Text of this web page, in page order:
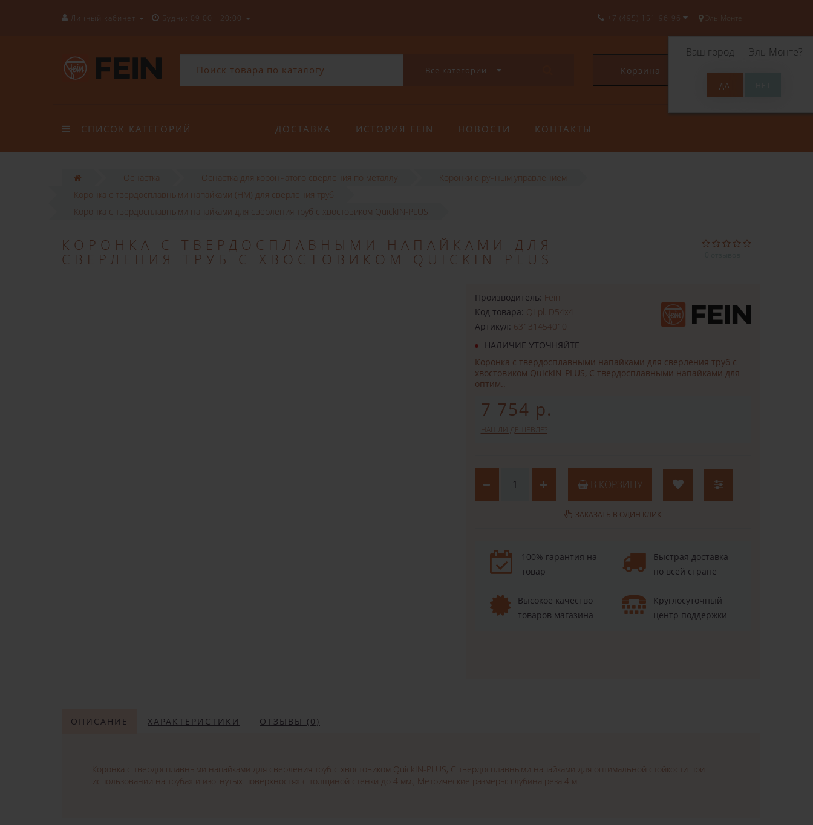
Личный кабинет Будни: 09:00 - 20:00 Эль-Монте
Ваш город — Эль-Монте?
+7 (495) 151-96-96
Все категории Корзина 0
СПИСОК КАТЕГОРИЙ ДОСТАВКА ИСТОРИЯ FEIN НОВОСТИ КОНТАКТЫ
Оснастка Оснастка для корончатого сверления по металлу
Коронки с ручным управлением
Коронка с твердосплавными напайками (HM) для сверления труб
Коронка с твердосплавными напайками для сверления труб с хвостовиком QuickIN-PLUS
КОРОНКА С ТВЕРДОСПЛАВНЫМИ НАПАЙКАМИ ДЛЯ
СВЕРЛЕНИЯ ТРУБ С ХВОСТОВИКОМ QUICKIN-PLUS
Производитель: Fein
Код товара: QI pl. D54x4
Артикул: 63131454010
НАЛИЧИЕ УТОЧНЯЙТЕ
Коронка с твердосплавными напайками для сверления труб с
хвостовиком QuickIN-PLUS, С твердосплавными напайками для
оптим..
7 754 р.
НАШЛИ ДЕШЕВЛЕ?
В КОРЗИНУ
ЗАКАЗАТЬ В ОДИН КЛИК
100% гарантия на
товар
Быстрая доставка
по всей стране
Высокое качество
товаров магазина
Круглосуточный
центр поддержки
ОПИСАНИЕ ХАРАКТЕРИСТИКИ ОТЗЫВЫ (0)
Коронка с твердосплавными напайками для сверления труб с хвостовиком QuickIN-PLUS, С твердосплавными напайками для оптимальной стойкости при
использовании на трубах и изогнутых поверхностях с толщиной стенки до 4 мм., Метрические размеры: глубина реза 4 м